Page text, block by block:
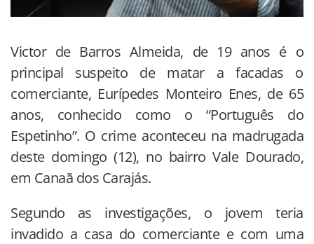
Victor de Barros Almeida, de 19 anos é o
principal suspeito de matar a facadas o
comerciante, Eurípedes Monteiro Enes, de 65
anos, conhecido como o “Português do
Espetinho”. O crime aconteceu na madrugada
deste domingo (12), no bairro Vale Dourado,
em Canaã dos Carajás.
Segundo as investigações, o jovem teria
invadido a casa do comerciante e com uma